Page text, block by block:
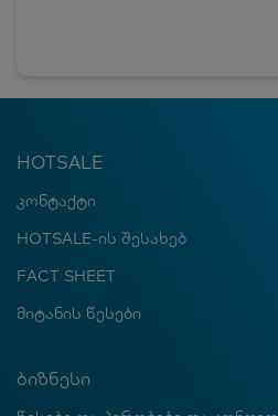
HOTSALE
კონტაქტი
HOTSALE-ის შესახებ
FACT SHEET
მიტანის წესები
ბიზნესი